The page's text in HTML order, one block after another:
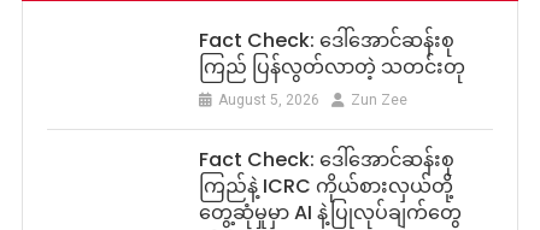
Fact Check: ဒေါ်အောင်ဆန်းစု
ကြည် ပြန်လွတ်လာတဲ့ သတင်းတု
August 5, 2026 Zun Zee
Fact Check: ဒေါ်အောင်ဆန်းစု
ကြည်နဲ့ ICRC ကိုယ်စားလှယ်တို့
တွေ့ဆုံမှုမှာ AI နဲ့ပြုလုပ်ချက်တွေ